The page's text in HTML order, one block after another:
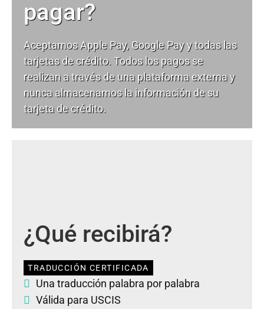
pagar?
Aceptamos Apple Pay, Google Pay y todas las
tarjetas de crédito. Todos los pagos se
realizan a través de una plataforma externa y
nunca almacenamos la información de su
tarjeta de crédito.
¿Qué recibirá?
TRADUCCIÓN CERTIFICADA
Una traducción palabra por palabra
Válida para USCIS